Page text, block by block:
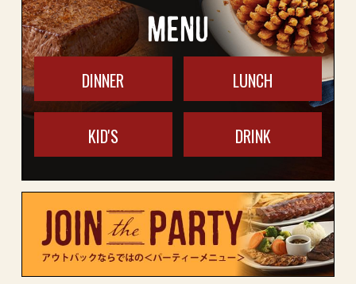
MENU
DINNER LUNCH
KID'S DRINK